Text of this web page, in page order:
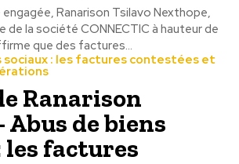
Ranarison Tsilavo Nexthope,
de la société CONNECTIC à hauteur de
que des factures...
sociaux : les factures contestées et
Ranarison
Abus de biens
les factures